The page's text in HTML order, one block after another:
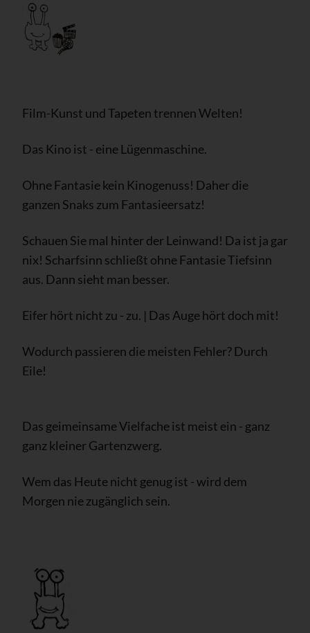
Film-Kunst und Tapeten trennen Welten!
Das Kino ist - eine Lügenmaschine.
Ohne Fantasie kein Kinogenuss! Daher die
ganzen Snaks zum Fantasieersatz!
Schauen Sie mal hinter der Leinwand! Da ist ja gar
nix! Scharfsinn schließt ohne Fantasie Tiefsinn
aus. Dann sieht man besser.
Eifer hört nicht zu - zu. | Das Auge hört doch mit!
Wodurch passieren die meisten Fehler? Durch
Eile!
Das geimeinsame Vielfache ist meist ein - ganz
ganz kleiner Gartenzwerg.
Wem das Heute nicht genug ist - wird dem
Morgen nie zugänglich sein.